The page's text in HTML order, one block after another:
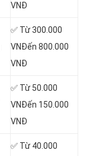
VNĐ
✅ Từ 300.000
VNĐến 800.000
VNĐ
✅ Từ 50.000
VNĐến 150.000
VNĐ
✅ Từ 40.000